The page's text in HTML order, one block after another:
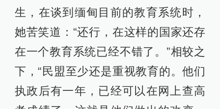
生，在谈到缅甸目前的教育系统时，
她苦笑道：“还行，在这样的国家还存
在一个教育系统已经不错了。”相较之
下，“民盟至少还是重视教育的。他们
执政后有一年，已经可以在网上查高